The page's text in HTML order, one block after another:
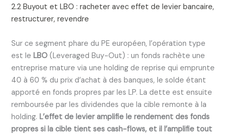
2.2 Buyout et LBO : racheter avec effet de levier bancaire,
restructurer, revendre
Sur ce segment phare du PE européen, l’opération type
est leLBO (Leveraged Buy-Out) : un fonds rachète une
entreprise mature via une holding de reprise qui emprunte
40 à 60 % du prix d’achat à des banques, le solde étant
apporté en fonds propres par les LP. La dette est ensuite
remboursée par les dividendes que la cible remonte à la
holding.L’effet de levier amplifie le rendement des fonds
propres si la cible tient ses cash-flows, et il l’amplifie tout